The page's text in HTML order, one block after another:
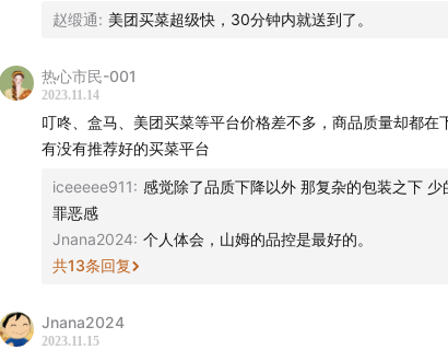
幕后制作
监制：Zelin、Qianwen
实习研究员：柚米、Yoki、糕糕
运营：瑞涵
后期：Jack
赵缎通: 美团买菜超级快，30分钟内就送到了。
热心市民-001
2023.11.14
叮咚、盒马、美团买菜等平台价格差不多，商品质量却都在
有没有推荐好的买菜平台
iceeeee911: 感觉除了品质下降以外 那复杂的包装之下
罪恶感
Jnana2024: 个人体会，山姆的品控是最好的。
共13条回复
Jnana2024
2023.11.15